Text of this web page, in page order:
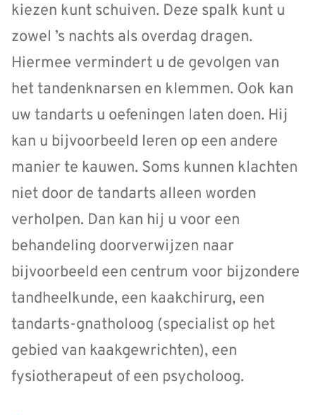
kiezen kunt schuiven. Deze spalk kunt u
zowel ’s nachts als overdag dragen.
Hiermee vermindert u de gevolgen van
het tandenknarsen en klemmen. Ook kan
uw tandarts u oefeningen laten doen. Hij
kan u bijvoorbeeld leren op een andere
manier te kauwen. Soms kunnen klachten
niet door de tandarts alleen worden
verholpen. Dan kan hij u voor een
behandeling doorverwijzen naar
bijvoorbeeld een centrum voor bijzondere
tandheelkunde, een kaakchirurg, een
tandarts-gnatholoog (specialist op het
gebied van kaakgewrichten), een
fysiotherapeut of een psycholoog.